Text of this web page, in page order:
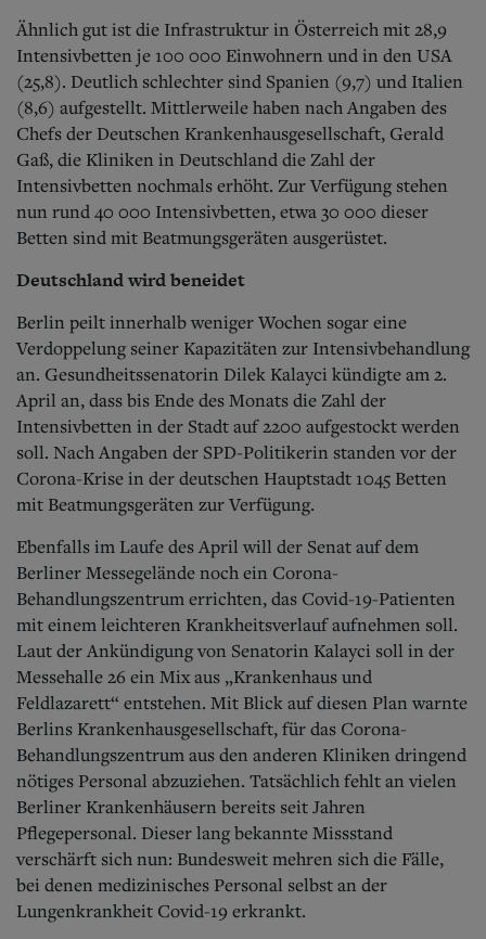
Ähnlich gut ist die Infrastruktur in Österreich mit 28,9
Intensivbetten je 100 000 Einwohnern und in den USA
(25,8). Deutlich schlechter sind Spanien (9,7) und Italien
(8,6) aufgestellt. Mittlerweile haben nach Angaben des
Chefs der Deutschen Krankenhausgesellschaft, Gerald
Gaß, die Kliniken in Deutschland die Zahl der
Intensivbetten nochmals erhöht. Zur Verfügung stehen
nun rund 40 000 Intensivbetten, etwa 30 000 dieser
Betten sind mit Beatmungsgeräten ausgerüstet.
Deutschland wird beneidet
Berlin peilt innerhalb weniger Wochen sogar eine
Verdoppelung seiner Kapazitäten zur Intensivbehandlung
an. Gesundheitssenatorin Dilek Kalayci kündigte am 2.
April an, dass bis Ende des Monats die Zahl der
Intensivbetten in der Stadt auf 2200 aufgestockt werden
soll. Nach Angaben der SPD-Politikerin standen vor der
Corona-Krise in der deutschen Hauptstadt 1045 Betten
mit Beatmungsgeräten zur Verfügung.
Ebenfalls im Laufe des April will der Senat auf dem
Berliner Messegelände noch ein Corona-
Behandlungszentrum errichten, das Covid-19-Patienten
mit einem leichteren Krankheitsverlauf aufnehmen soll.
Laut der Ankündigung von Senatorin Kalayci soll in der
Messehalle 26 ein Mix aus „Krankenhaus und
Feldlazarett“ entstehen. Mit Blick auf diesen Plan warnte
Berlins Krankenhausgesellschaft, für das Corona-
Behandlungszentrum aus den anderen Kliniken dringend
nötiges Personal abzuziehen. Tatsächlich fehlt an vielen
Berliner Krankenhäusern bereits seit Jahren
Pflegepersonal. Dieser lang bekannte Missstand
verschärft sich nun: Bundesweit mehren sich die Fälle,
bei denen medizinisches Personal selbst an der
Lungenkrankheit Covid-19 erkrankt.